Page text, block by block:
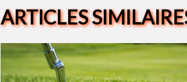
ARTICLES